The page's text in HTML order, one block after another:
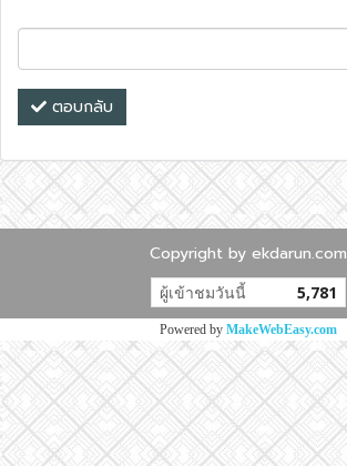
ตอบกลับ
Copyright by ekdarun.com
ผู้เข้าชมวันนี้ 5,781
Powered by MakeWebEasy.com